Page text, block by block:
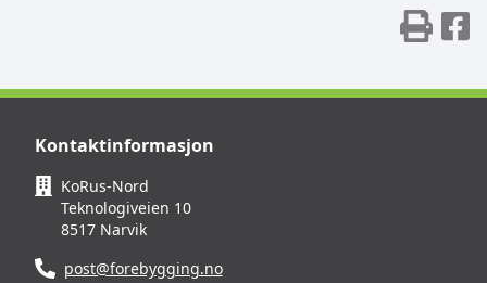
Kontaktinformasjon
KoRus-Nord
Teknologiveien 10
8517 Narvik
post@forebygging.no